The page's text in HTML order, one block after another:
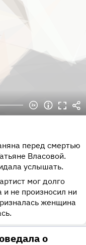
перед смертью
Власовой.
услышать.
мог долго
и не произносил ни
женщина
о